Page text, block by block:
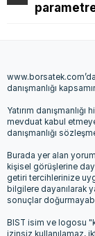
danışmanlığı
Yatırım
mevduat kabul
danışmanlığı
Burada yer alan
kişisel görüşlerine
getiri tercihlerinize
bilgilere dayanılarak
sonuçlar
BIST isim ve logosu
izinsiz kullanılamaz,